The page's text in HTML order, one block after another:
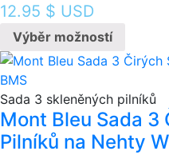
12.95 $ USD
Výběr možností
Sada 3 skleněných pilníků
Mont Bleu Sada
Pilníků na Nehty